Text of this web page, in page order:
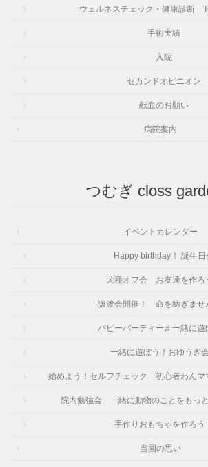
ウェルネスチェック・健康診断
手術実績
入院
セカンドオピニオン
献血のお願い
病院案内
つむぎ closs
イベントカレンダー
Happy birthday！ 誕生日
犬種オフ会 お友達を作ろ
譲渡会開催！ 命を紡ぎませ
パピーパーティー♬一緒に遊
一緒に遊ぼう！おゆうぎ
始めよう！セルフチェック 初心者わんマ
院内勉強会 一緒に動物のことをもっ
手作りおもちゃを作ろう
当園の思い